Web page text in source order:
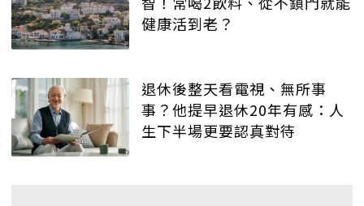
健康活到老？
退休後整天看電視、無所事
事？他提早退休20年有感：人
生下半場更要認真對待